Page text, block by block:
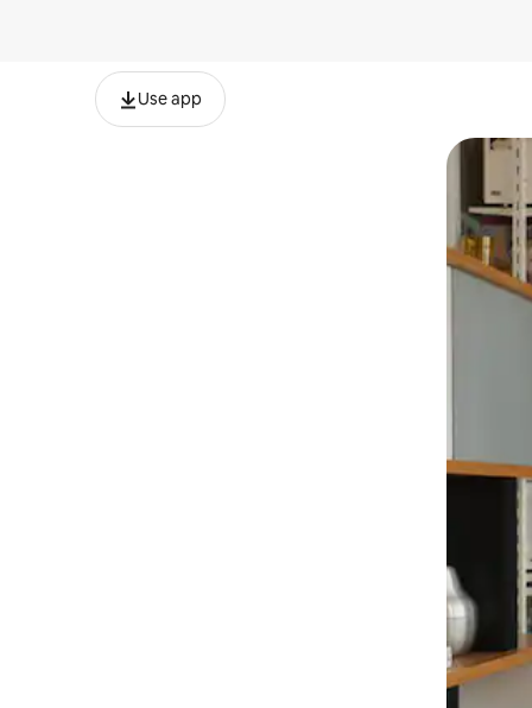
Use app